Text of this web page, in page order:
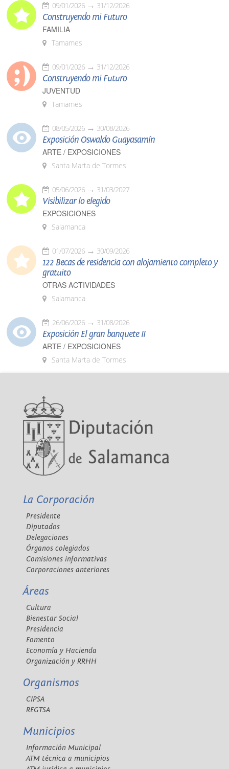
09/01/2026 31/12/2026
Construyendo mi Futuro
FAMILIA
Tamames
09/01/2026 31/12/2026
Construyendo mi Futuro
JUVENTUD
Tamames
08/05/2026 30/08/2026
Exposición Oswaldo Guayasamín
ARTE / EXPOSICIONES
Santa Marta de Tormes
05/06/2026 31/03/2027
Visibilizar lo elegido
EXPOSICIONES
Salamanca
01/07/2026 30/09/2026
122 Becas de residencia con alojamiento completo y
gratuito
OTRAS ACTIVIDADES
Salamanca
26/06/2026 31/08/2026
Exposición El gran banquete II
ARTE / EXPOSICIONES
Santa Marta de Tormes
La Corporación
Presidente
Diputados
Delegaciones
Órganos colegiados
Comisiones informativas
Corporaciones anteriores
Áreas
Cultura
Bienestar Social
Presidencia
Fomento
Economía y Hacienda
Organización y RRHH
Organismos
CIPSA
REGTSA
Municipios
Información Municipal
ATM técnica a municipios